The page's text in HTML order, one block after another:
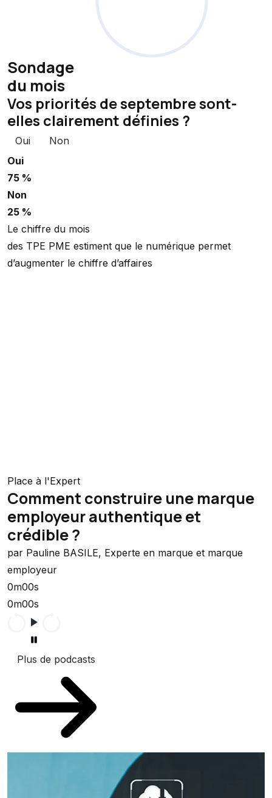
Sondage
du mois
Vos priorités de septembre sont-
elles clairement définies ?
Oui
Non
Oui
75 %
Non
25 %
Le chiffre du mois
des TPE PME estiment que le numérique permet
d’augmenter le chiffre d’affaires
Place à l'Expert
Comment construire une marque
employeur authentique et
crédible ?
par Pauline BASILE, Experte en marque et marque
employeur
0m00s
0m00s
Plus de podcasts